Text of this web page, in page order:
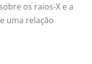
os raios-X e a
uma relação